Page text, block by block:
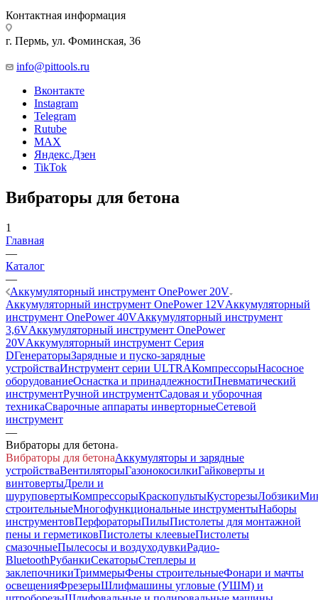
Контактная информация
г. Пермь, ул. Фоминская, 36
info@pittools.ru
Вконтакте
Instagram
Telegram
Rutube
MAX
Яндекс.Дзен
TikTok
Вибраторы для бетона
1
Главная
—
Каталог
—
Аккумуляторный инструмент OnePower 20V
Аккумуляторный инструмент OnePower 12VАккумуляторный
инструмент OnePower 40VАккумуляторный инструмент
3,6VАккумуляторный инструмент OnePower
20VАккумуляторный инструмент Серия
DГенераторыЗарядные и пуско-зарядные
устройстваИнструмент серии ULTRAКомпрессорыНасосное
оборудованиеОснастка и принадлежностиПневматический
инструментРучной инструментСадовая и уборочная
техникаСварочные аппараты инверторныеСетевой
инструмент
—
Вибраторы для бетона
Вибраторы для бетонаАккумуляторы и зарядные
устройстваВентиляторыГазонокосилкиГайковерты и
винтовертыДрели и
шуруповертыКомпрессорыКраскопультыКусторезыЛобзики
строительныеМногофункциональные инструментыНаборы
инструментовПерфораторыПилыПистолеты для монтажной
пены и герметиковПистолеты клеевыеПистолеты
смазочныеПылесосы и воздуходувкиРадио-
BluetoothРубанкиСекаторыСтеплеры и
заклепочникиТриммерыФены строительныеФонари и мачты
освещенияФрезерыШлифмашины угловые (УШМ) и